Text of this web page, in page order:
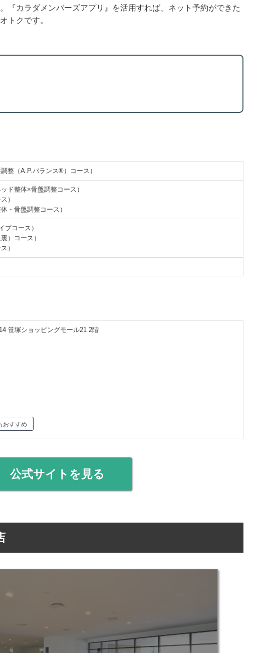
『カラダメンバーズアプリ』を活用すれば、ネット予約ができた
トクです。
整（A.P.バランス®）コース）
ド整体×骨盤調整コース）
）
・骨盤調整コース）
プコース）
）コース）
）
笹塚ショッピングモール21 2階
おすすめ
公式サイトを見る